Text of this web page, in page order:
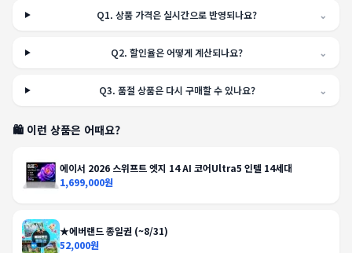
Q1.상품 가격은 실시간으로 반영되나요? ⌄
Q2.할인율은 어떻게 계산되나요? ⌄
Q3. 품절 상품은 다시 구매할 수 있나요? ⌄
🛍️ 이런 상품은 어때요?
에이서 2026 스위프트 엣지 14 AI 코어Ultra5 인텔 14세대
1,699,000원
★에버랜드 종일권 (~8/31)
52,000원